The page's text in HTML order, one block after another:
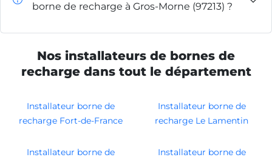
borne de recharge à Gros-Morne (97213) ?
Nos installateurs de bornes de
recharge dans tout le département
Installateur borne de
recharge Fort-de-France
Installateur borne de
recharge Le Lamentin
Installateur borne de
Installateur borne de